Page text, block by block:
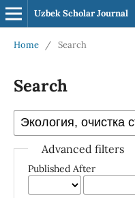
Uzbek Scholar Journal
Home / Search
Search
Advanced filters
Published After